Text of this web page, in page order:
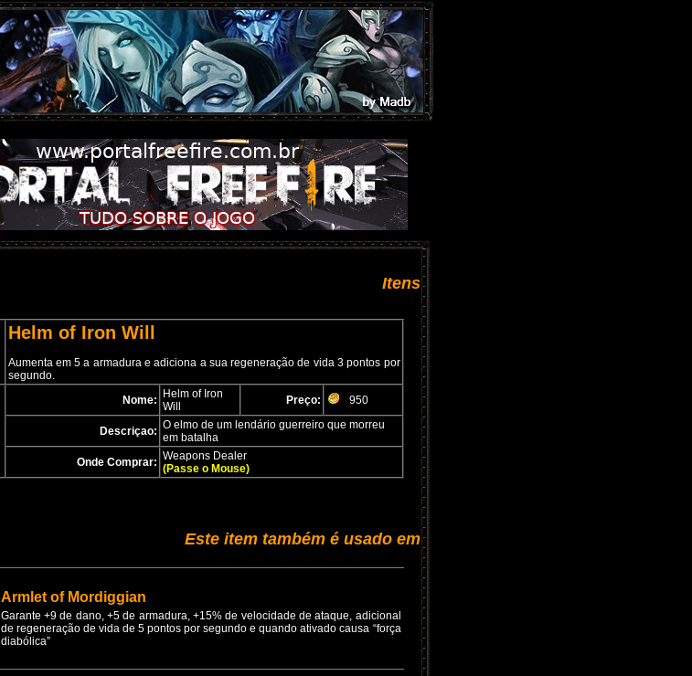
Itens
Helm of Iron Will
Aumenta em 5 a armadura e adiciona a sua regeneração de vida 3 pontos por
segundo.
Nome:
Helm of Iron
Will
Preço: 950
Descriçao: O elmo de um lendário guerreiro que morreu
em batalha
Onde Comprar: Weapons Dealer
(Passe o Mouse)
Este item também é usado em
Armlet of Mordiggian
Garante +9 de dano, +5 de armadura, +15% de velocidade de ataque, adicional
de regeneração de vida de 5 pontos por segundo e quando ativado causa “força
diabólica”